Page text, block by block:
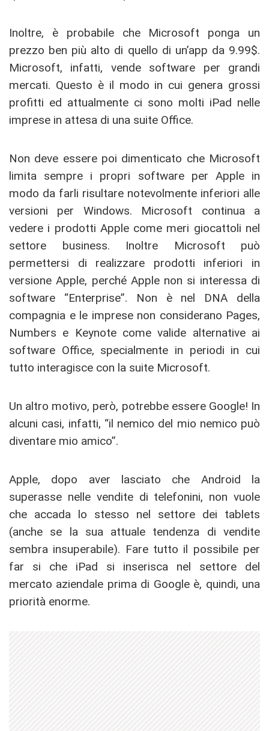
Inoltre, è probabile che Microsoft ponga un
prezzo ben più alto di quello di un’app da 9.99$.
Microsoft, infatti, vende software per grandi
mercati. Questo è il modo in cui genera grossi
profitti ed attualmente ci sono molti iPad nelle
imprese in attesa di una suite Office.
Non deve essere poi dimenticato che Microsoft
limita sempre i propri software per Apple in
modo da farli risultare notevolmente inferiori alle
versioni per Windows. Microsoft continua a
vedere i prodotti Apple come meri giocattoli nel
settore business. Inoltre Microsoft può
permettersi di realizzare prodotti inferiori in
versione Apple, perché Apple non si interessa di
software “Enterprise”. Non è nel DNA della
compagnia e le imprese non considerano Pages,
Numbers e Keynote come valide alternative ai
software Office, specialmente in periodi in cui
tutto interagisce con la suite Microsoft.
Un altro motivo, però, potrebbe essere Google! In
alcuni casi, infatti, “il nemico del mio nemico può
diventare mio amico”.
Apple, dopo aver lasciato che Android la
superasse nelle vendite di telefonini, non vuole
che accada lo stesso nel settore dei tablets
(anche se la sua attuale tendenza di vendite
sembra insuperabile). Fare tutto il possibile per
far si che iPad si inserisca nel settore del
mercato aziendale prima di Google è, quindi, una
priorità enorme.